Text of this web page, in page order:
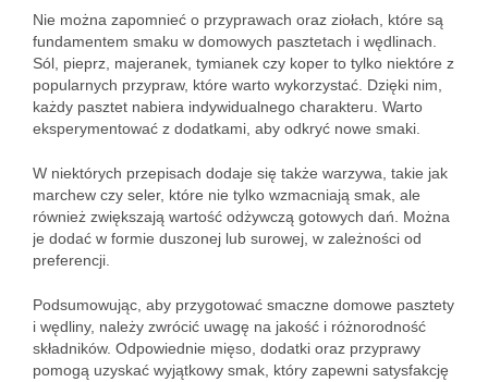
Nie można zapomnieć o przyprawach oraz ziołach, które są
fundamentem smaku w domowych pasztetach i wędlinach.
Sól, pieprz, majeranek, tymianek czy koper to tylko niektóre z
popularnych przypraw, które warto wykorzystać. Dzięki nim,
każdy pasztet nabiera indywidualnego charakteru. Warto
eksperymentować z dodatkami, aby odkryć nowe smaki.
W niektórych przepisach dodaje się także warzywa, takie jak
marchew czy seler, które nie tylko wzmacniają smak, ale
również zwiększają wartość odżywczą gotowych dań. Można
je dodać w formie duszonej lub surowej, w zależności od
preferencji.
Podsumowując, aby przygotować smaczne domowe pasztety
i wędliny, należy zwrócić uwagę na jakość i różnorodność
składników. Odpowiednie mięso, dodatki oraz przyprawy
pomogą uzyskać wyjątkowy smak, który zapewni satysfakcję